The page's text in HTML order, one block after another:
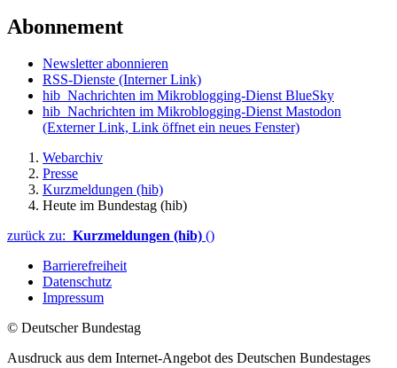
Abonnement
Newsletter abonnieren
RSS-Dienste (Interner Link)
hib_Nachrichten im Mikroblogging-Dienst BlueSky
hib_Nachrichten im Mikroblogging-Dienst Mastodon
(Externer Link, Link öffnet ein neues Fenster)
Webarchiv
Presse
Kurzmeldungen (hib)
Heute im Bundestag (hib)
zurück zu: Kurzmeldungen (hib) ()
Barrierefreiheit
Datenschutz
Impressum
© Deutscher Bundestag
Ausdruck aus dem Internet-Angebot des Deutschen Bundestages